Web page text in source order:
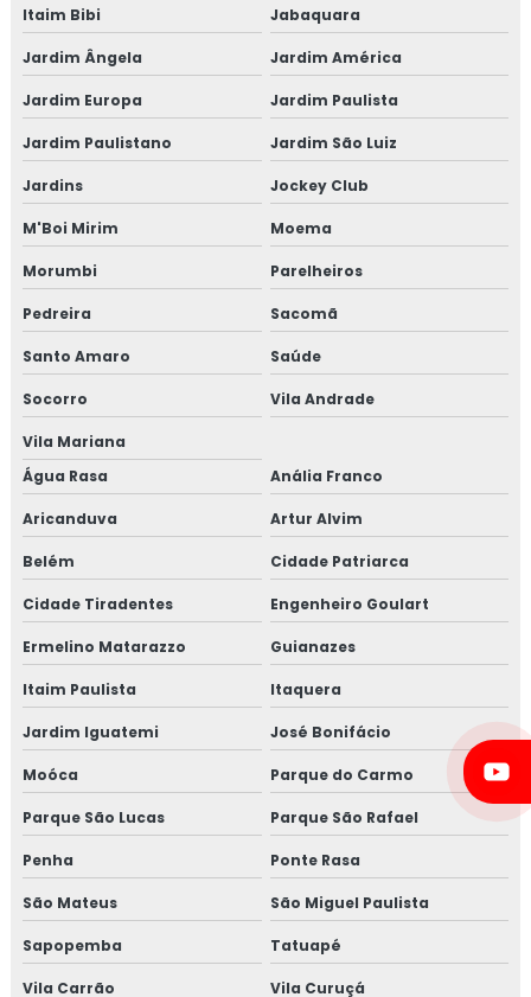
Itaim Bibi Jabaquara
Jardim Ângela Jardim América
Jardim Europa Jardim Paulista
Jardim Paulistano Jardim São Luiz
Jardins Jockey Club
M'Boi Mirim Moema
Morumbi Parelheiros
Pedreira Sacomã
Santo Amaro Saúde
Socorro Vila Andrade
Vila Mariana
Água Rasa
Anália Franco
Aricanduva Artur Alvim
Belém Cidade Patriarca
Cidade Tiradentes Engenheiro Goulart
Ermelino Matarazzo Guianazes
Itaim Paulista Itaquera
Jardim Iguatemi José Bonifácio
Moóca Parque do Carmo
Parque São Lucas Parque São Rafael
Penha Ponte Rasa
São Mateus São Miguel Paulista
Sapopemba Tatuapé
Vila Carrão Vila Curuçá